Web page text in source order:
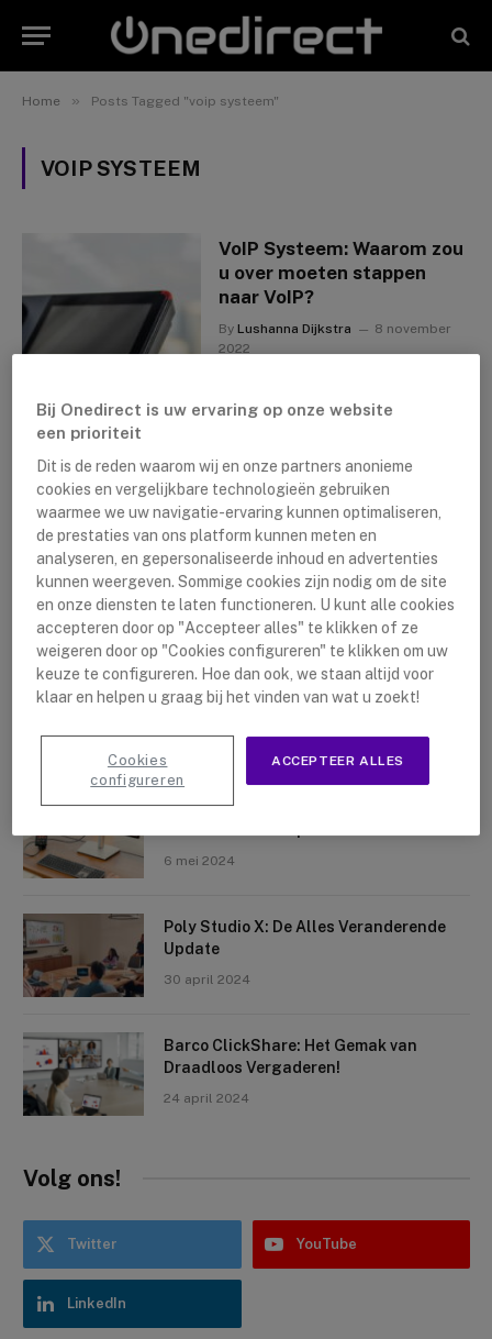
Home » Posts Tagged "voip systeem"
VOIP SYSTEEM
VoIP Systeem: Waarom zou
u over moeten stappen
naar VoIP?
By Lushanna Dijkstra
8 november
2022
Nieuwste artikelen
Logitech Sight: De Tafelcamera Voor
10 mei 2024
Crosscall X-Space: Transformeer Je
6 mei 2024
Poly Studio X: De Alles Veranderende
Update
30 april 2024
Barco ClickShare: Het Gemak van
Draadloos Vergaderen!
24 april 2024
Volg ons!
Twitter YouTube
LinkedIn
Bij Onedirect is uw ervaring op onze website
een prioriteit
Dit is de reden waarom wij en onze partners anonieme
cookies en vergelijkbare technologieën gebruiken
waarmee we uw navigatie-ervaring kunnen optimaliseren,
de prestaties van ons platform kunnen meten en
analyseren, en gepersonaliseerde inhoud en advertenties
kunnen weergeven. Sommige cookies zijn nodig om de site
en onze diensten te laten functioneren. U kunt alle cookies
accepteren door op "Accepteer alles" te klikken of ze
weigeren door op "Cookies configureren" te klikken om uw
keuze te configureren. Hoe dan ook, we staan altijd voor
klaar en helpen u graag bij het vinden van wat u zoekt!
ACCEPTEER ALLES
Cookies
configureren